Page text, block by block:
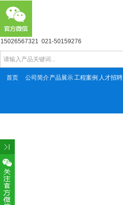
15026567321 021-50159276
首页 公司简介产品展示工程案例 人才招聘